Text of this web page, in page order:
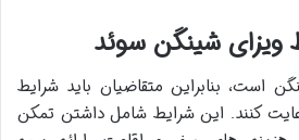
ویزای شینگن سوئد
است، بنابراین متقاضیان باید شرایط
کنند. این شرایط شامل داشتن تمکن